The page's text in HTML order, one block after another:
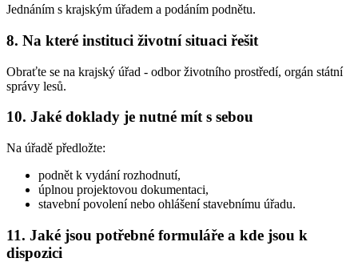
Jednáním s krajským úřadem a podáním podnětu.
8. Na které instituci životní situaci řešit
Obraťte se na krajský úřad - odbor životního prostředí, orgán státní
správy lesů.
10. Jaké doklady je nutné mít s sebou
Na úřadě předložte:
podnět k vydání rozhodnutí,
úplnou projektovou dokumentaci,
stavební povolení nebo ohlášení stavebnímu úřadu.
11. Jaké jsou potřebné formuláře a kde jsou k
dispozici